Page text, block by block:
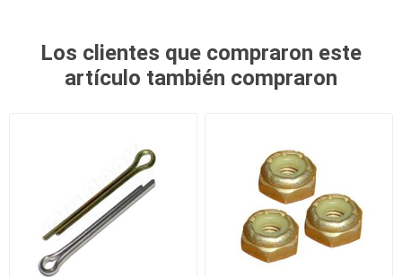
Los clientes que compraron este
artículo también compraron